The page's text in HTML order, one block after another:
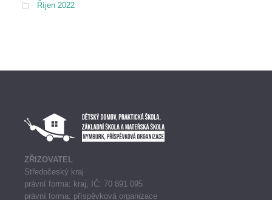
Říjen 2022
ZŘIZOVATEL
Středočeský kraj
právní forma: kraj, IČ: 70 891 095
právní forma: příspěvková organizace